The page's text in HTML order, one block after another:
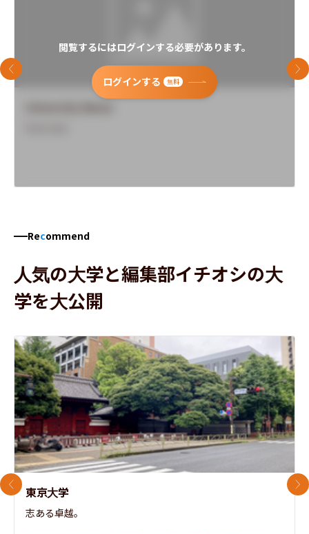
閲覧するにはログインする必要があります。
ログインする 無料
前のスライド 次
Recommend
人気の大学と編集部イチオシの大
学を大公開
東京大学
志ある卓越。
前のスライド 次